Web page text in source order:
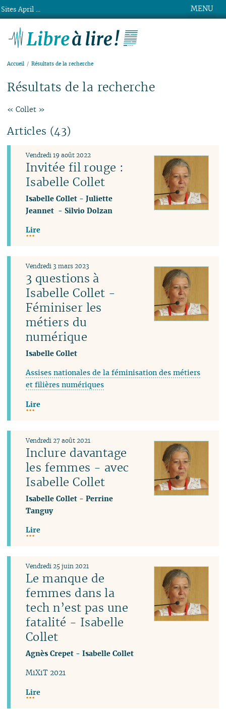
MENU
Accueil Résultats de la recherche
Résultats de la recherche
« Collet »
Articles (43)
Invitée fil rouge :
Isabelle Collet
Vendredi 19 août 2022
Isabelle Collet -Juliette
Jeannet -Silvio Dolzan
Lire
3 questions à
Isabelle Collet -
Féminiser les
métiers du
numérique
Vendredi 3 mars 2023
Isabelle Collet
Assises nationales de la féminisation des métiers
et filières numériques
Lire
Inclure davantage
les femmes - avec
Isabelle Collet
Vendredi 27 août 2021
Isabelle Collet -Perrine
Tanguy
Lire
Le manque de
femmes dans la
tech n’est pas une
fatalité - Isabelle
Collet
Vendredi 25 juin 2021
Agnès Crepet -Isabelle Collet
MiXiT 2021
Lire
Sites April ...